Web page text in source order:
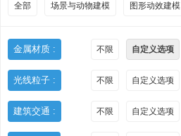
全部 场景与动物建模 图形动效建模
金属材质 : 不限 自定义选项
光线粒子 : 不限 自定义选项
建筑交通 : 不限 自定义选项